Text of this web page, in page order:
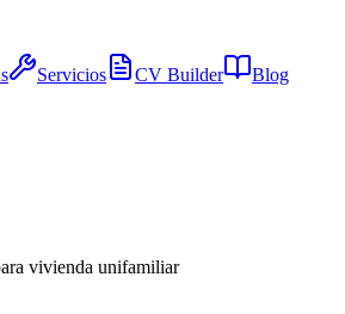
Servicios CV Builder Blog
vivienda unifamiliar